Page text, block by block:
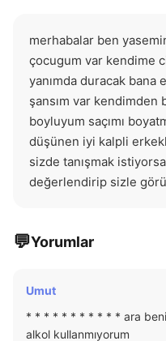
merhabalar ben
çocugum var kendime
yanımda duracak bana
şansım var
boyluyum saçımı
düşünen iyi kalpli
sizde tanışmak
değerlendirip sizle
💬Yorumlar
Umut
* * * * * * * * * * * ara
alkol kullanmıyorum